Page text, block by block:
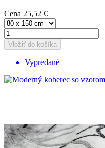
Cena 25,52 €
Vložiť do košíka
Vypredané